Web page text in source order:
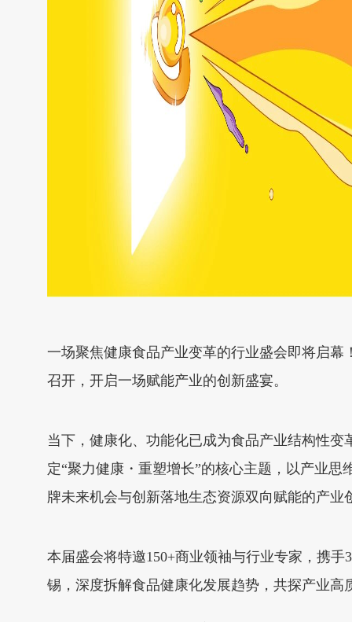
一场聚焦健康食品产业变革的行业盛会即将启幕
召开，开启一场赋能产业的创新盛宴。
当下，健康化、功能化已成为食品产业结构性
定“聚力健康・重塑增长”的核心主题，以产业
牌未来机会与创新落地生态资源双向赋能的产业
本届盛会将特邀150+商业领袖与行业专家，携
锡，深度拆解食品健康化发展趋势，共探产业高